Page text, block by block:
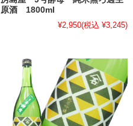
原酒 1800ml
¥2,950(税込 ¥3,245)